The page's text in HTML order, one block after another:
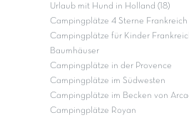
Urlaub mit Hund in Holland (18)
Campingplätze 4 Sterne Frankreich
Campingplätze für Kinder
Baumhäuser
Campingplätze in der Provence
Campingplätze im Südwesten
Campingplätze im Becken von
Campingplätze Royan